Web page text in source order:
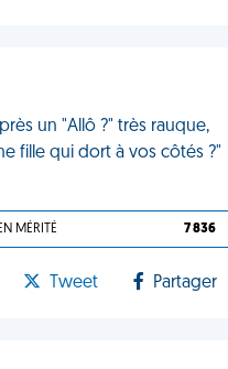
un "Allô ?" très rauque,
fille qui dort à vos côtés ?"
MÉRITÉ 7 836
Tweet Partager